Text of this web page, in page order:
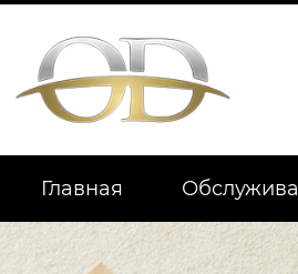
Главная